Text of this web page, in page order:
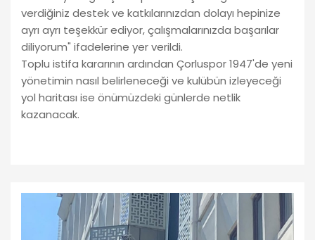
verdiğiniz destek ve katkılarınızdan dolayı hepinize
ayrı ayrı teşekkür ediyor, çalışmalarınızda başarılar
diliyorum" ifadelerine yer verildi.
Toplu istifa kararının ardından Çorluspor 1947'de yeni
yönetimin nasıl belirleneceği ve kulübün izleyeceği
yol haritası ise önümüzdeki günlerde netlik
kazanacak.